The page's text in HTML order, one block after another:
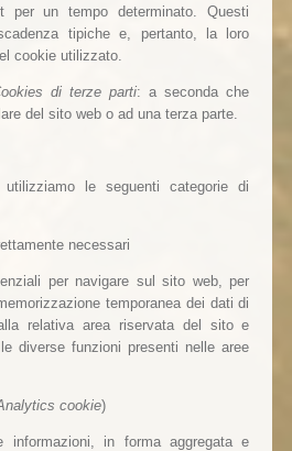
per un tempo determinato. Questi
tipiche e, pertanto, la loro
cookie utilizzato.
di terze parti: a seconda che
del sito web o ad una terza parte.
le seguenti categorie di
necessari
per navigare sul sito web, per
temporanea dei dati di
relativa area riservata del sito e
diverse funzioni presenti nelle aree
cookie)
informazioni, in forma aggregata e